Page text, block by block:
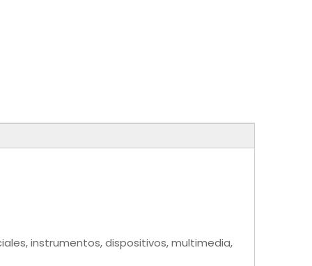
instrumentos, dispositivos, multimedia,